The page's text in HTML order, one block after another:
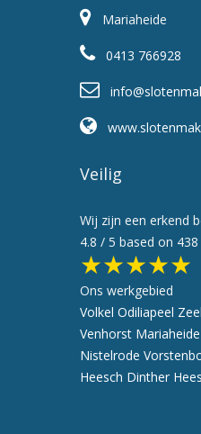
Mariaheide
0413 766928
Veilig
Wij zijn een erkend
4.8 / 5 based on 438
★★★★★
Ons werkgebied
Volkel Odiliapeel
Venhorst Mariaheide
Nistelrode
Heesch Dinther